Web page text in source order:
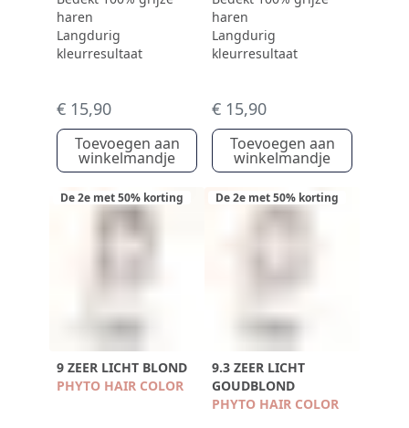
haren
Langdurig
kleurresultaat
€ 15,90
Toevoegen aan
winkelmandje
haren
Langdurig
kleurresultaat
€ 15,90
Toevoegen aan
winkelmandje
De 2e met 50% korting
9 ZEER LICHT BLOND
PHYTO HAIR COLOR
De 2e met 50% korting
9.3 ZEER LICHT
GOUDBLOND
PHYTO HAIR COLOR